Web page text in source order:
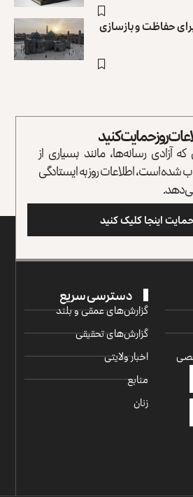
حفاظت و بازسازی
روز حمایت کنید
آزادی رسانه‌ها، مانند بسیاری از
شده است، اطلاعات روز به ایستادگی
اینجا کلیک کنید
دسترسی سریع
گزارش‌‌های عمقی و بلند
گزارش‌های تحقیقی
اخبار ولایتی
منابع
زنان